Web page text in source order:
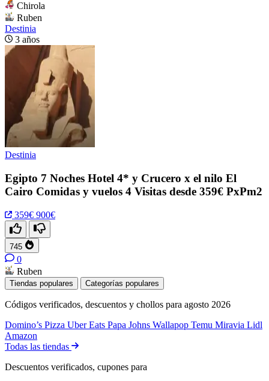
Chirola
Ruben
Destinia
3 años
Destinia
Egipto 7 Noches Hotel 4* y Crucero x el nilo El
Cairo Comidas y vuelos 4 Visitas desde 359€ PxPm2
359€ 900€
745
0
Ruben
Tiendas populares Categorías populares
Códigos verificados, descuentos y chollos para agosto 2026
Domino’s Pizza Uber Eats Papa Johns Wallapop Temu Miravia Lidl
Amazon
Todas las tiendas
Descuentos verificados, cupones para